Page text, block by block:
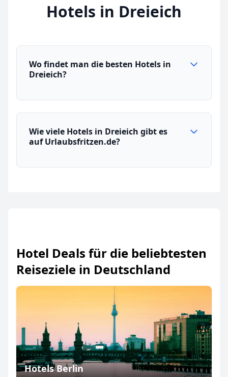
Hotels in Dreieich
Wo findet man die besten Hotels in
Dreieich?
Wie viele Hotels in Dreieich gibt es
auf Urlaubsfritzen.de?
Hotel Deals für die beliebtesten
Reiseziele in Deutschland
Hotels Berlin